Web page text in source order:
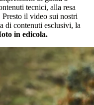
tecnici, alla resa
il video sui nostri
di contenuti esclusivi, la
in edicola.